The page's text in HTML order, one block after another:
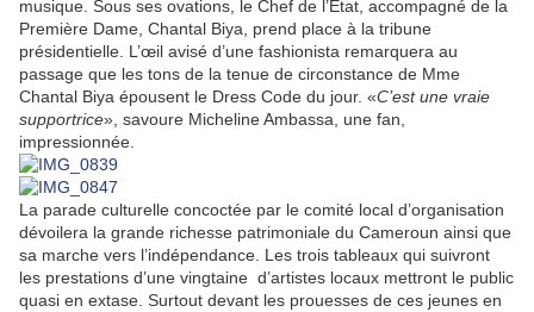
musique. Sous ses ovations, le Chef de l’Etat, accompagné de la
Première Dame, Chantal Biya, prend place à la tribune
présidentielle. L’œil avisé d’une fashionista remarquera au
passage que les tons de la tenue de circonstance de Mme
Chantal Biya épousent le Dress Code du jour. «C’est une vraie
supportrice», savoure Micheline Ambassa, une fan,
impressionnée.
La parade culturelle concoctée par le comité local d’organisation
dévoilera la grande richesse patrimoniale du Cameroun ainsi que
sa marche vers l’indépendance. Les trois tableaux qui suivront
les prestations d’une vingtaine d’artistes locaux mettront le public
quasi en extase. Surtout devant les prouesses de ces jeunes en